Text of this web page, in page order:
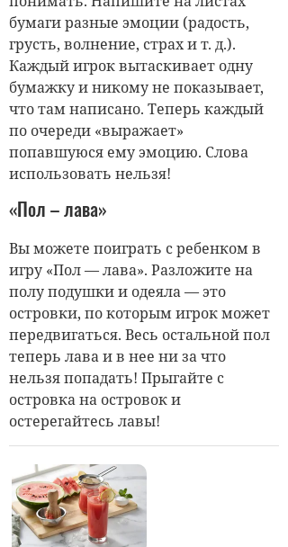
бумаги разные эмоции (радость,
грусть, волнение, страх и т. д.).
Каждый игрок вытаскивает одну
бумажку и никому не показывает,
что там написано. Теперь каждый
по очереди «выражает»
попавшуюся ему эмоцию. Слова
использовать нельзя!
«Пол – лава»
Вы можете поиграть с ребенком в
игру «Пол — лава». Разложите на
полу подушки и одеяла — это
островки, по которым игрок может
передвигаться. Весь остальной пол
теперь лава и в нее ни за что
нельзя попадать! Прыгайте с
островка на островок и
остерегайтесь лавы!